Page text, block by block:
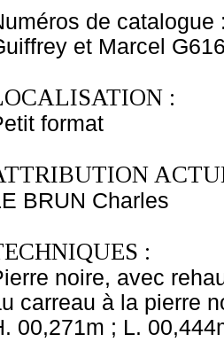
de catalogue
et Marcel
:
format
BRUN Charles
:
noire, avec
carreau à la pierre
00,271m ; L.